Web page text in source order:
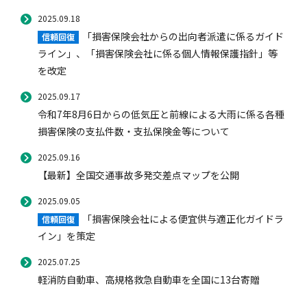
2025.09.18
信頼回復
「損害保険会社からの出向者派遣に係るガイド
ライン」、「損害保険会社に係る個人情報保護指針」等
を改定
2025.09.17
令和7年8月6日からの低気圧と前線による大雨に係る各種
損害保険の支払件数・支払保険金等について
2025.09.16
【最新】全国交通事故多発交差点マップを公開
2025.09.05
信頼回復
「損害保険会社による便宜供与適正化ガイドラ
イン」を策定
2025.07.25
軽消防自動車、高規格救急自動車を全国に13台寄贈